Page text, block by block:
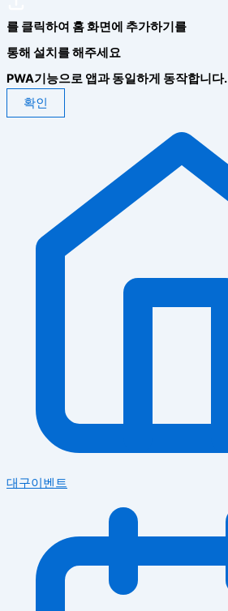
를 클릭하여 홈 화면에 추가하기를
통해 설치를 해주세요
PWA기능으로 앱과 동일하게 동작합니다.
확인
대구이벤트